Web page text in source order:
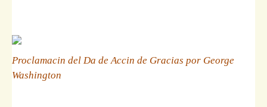
Proclamacin del Da de Accin de Gracias por George
Washington